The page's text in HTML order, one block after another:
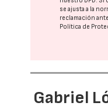
se ajusta a la
reclamación
Política de
Gabriel